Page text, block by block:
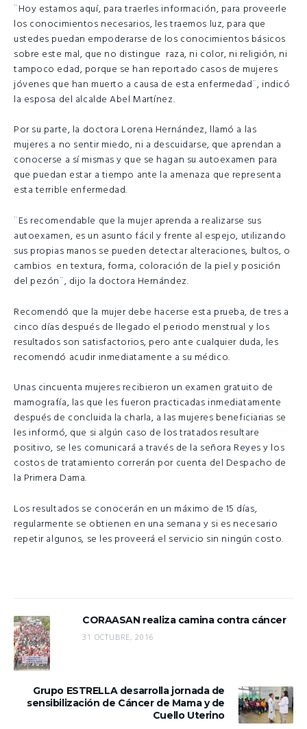
¨Hoy estamos aquí, para traerles información, para proveerle
los conocimientos necesarios, les traemos luz, para que
ustedes puedan empoderarse de los conocimientos básicos
sobre este mal, que no distingue raza, ni color, ni religión, ni
tampoco edad, porque se han reportado casos de mujeres
jóvenes que han muerto a causa de esta enfermedad¨, indicó
la esposa del alcalde Abel Martínez.
Por su parte, la doctora Lorena Hernández, llamó a las
mujeres a no sentir miedo, ni a descuidarse, que aprendan a
conocerse a sí mismas y que se hagan su autoexamen para
que puedan estar a tiempo ante la amenaza que representa
esta terrible enfermedad.
¨Es recomendable que la mujer aprenda a realizarse sus
autoexamen, es un asunto fácil y frente al espejo, utilizando
sus propias manos se pueden detectar alteraciones, bultos, o
cambios en textura, forma, coloración de la piel y posición
del pezón¨, dijo la doctora Hernández.
Recomendó que la mujer debe hacerse esta prueba, de tres a
cinco días después de llegado el periodo menstrual y los
resultados son satisfactorios, pero ante cualquier duda, les
recomendó acudir inmediatamente a su médico.
Unas cincuenta mujeres recibieron un examen gratuito de
mamografía, las que les fueron practicadas inmediatamente
después de concluida la charla, a las mujeres beneficiarias se
les informó, que si algún caso de los tratados resultare
positivo, se les comunicará a través de la señora Reyes y los
costos de tratamiento correrán por cuenta del Despacho de
la Primera Dama.
Los resultados se conocerán en un máximo de 15 días,
regularmente se obtienen en una semana y si es necesario
repetir algunos, se les proveerá el servicio sin ningún costo.
CORAASAN realiza camina contra cáncer
31 OCTUBRE, 2016
Grupo ESTRELLA desarrolla jornada de
sensibilización de Cáncer de Mama y de
Cuello Uterino